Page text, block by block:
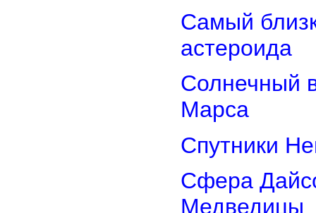
Самый
астероида
Солнечный
Марса
Спутники
Сфера
Медведицы